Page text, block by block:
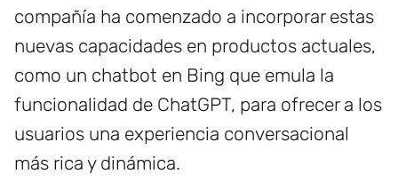
compañía ha comenzado a incorporar estas
nuevas capacidades en productos actuales,
como un chatbot en Bing que emula la
funcionalidad de ChatGPT, para ofrecer a los
usuarios una experiencia conversacional
más rica y dinámica.